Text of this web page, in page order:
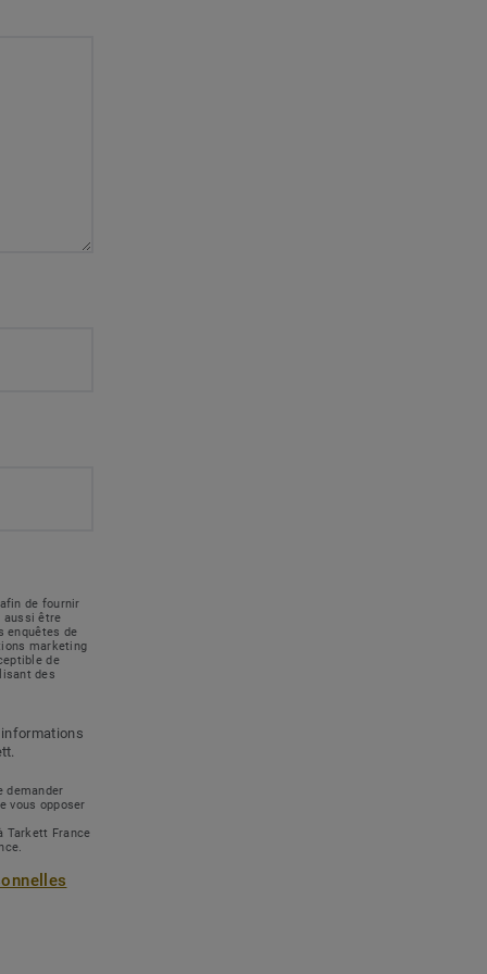
de fournir
aussi être
enquêtes de
marketing
de
des
demander
vous opposer
Tarkett France